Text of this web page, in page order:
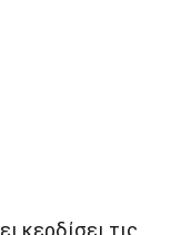
κερδίσει τις